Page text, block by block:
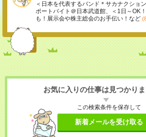
＜日本を代表するバンド＊サカナクショ
ポートバイト＠日本武道館、＜1日～OK
も！展示会や株主総会のお手伝い！など
お気に入りの仕事は見つかり
この検索条件を保存して
新着メールを受け取る